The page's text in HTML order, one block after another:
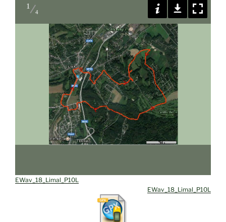
1
4
EWav_18_Limal_P10L
EWav_18_Limal_P10L